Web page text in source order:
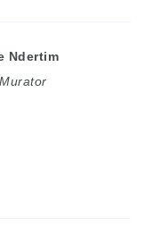
Ndertim
Murator